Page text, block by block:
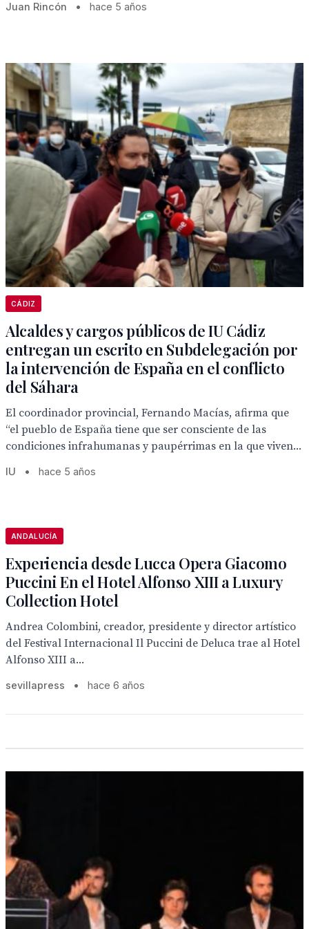
Juan Rincón • hace 5 años
CÁDIZ
Alcaldes y cargos públicos de IU Cádiz
entregan un escrito en Subdelegación por
la intervención de España en el conflicto
del Sáhara
El coordinador provincial, Fernando Macías, afirma que
“el pueblo de España tiene que ser consciente de las
condiciones infrahumanas y paupérrimas en la que viven...
IU • hace 5 años
ANDALUCÍA
Experiencia desde Lucca Opera Giacomo
Puccini En el Hotel Alfonso XIII a Luxury
Collection Hotel
Andrea Colombini, creador, presidente y director artístico
del Festival Internacional Il Puccini de Deluca trae al Hotel
Alfonso XIII a...
sevillapress • hace 6 años